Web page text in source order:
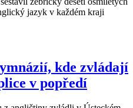
jazyk v každém kraji
kde zvládají
v popředí